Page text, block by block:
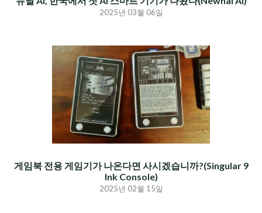
2025년 03월 06일
게임북 전용 게임기가 나온다면 사시겠습니까?(Singular 9
Ink Console)
2025년 02월 15일